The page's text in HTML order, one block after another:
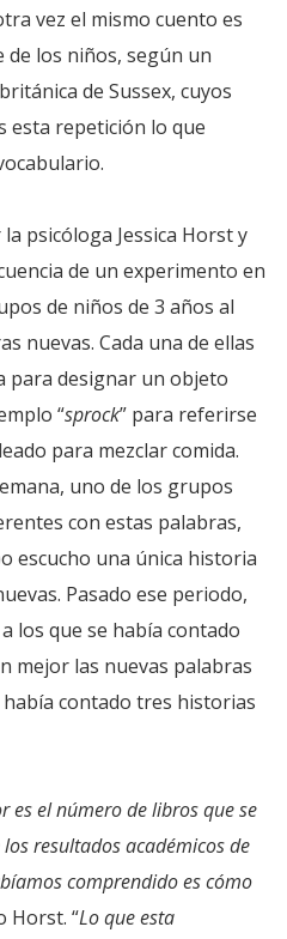
vez el mismo cuento es
los niños, según un
de Sussex, cuyos
esta repetición lo que
psicóloga Jessica Horst y
de un experimento en
de niños de 3 años al
nuevas. Cada una de ellas
para designar un objeto
“sprock” para referirse
para mezclar comida.
uno de los grupos
con estas palabras,
escucho una única historia
Pasado ese periodo,
los que se había contado
mejor las nuevas palabras
contado tres historias
es el número de libros que se
resultados académicos de
comprendido es cómo
Horst. “Lo que esta